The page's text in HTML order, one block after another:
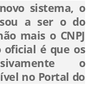
sistema, o
a ser o do
mais o CNPJ
oficial é que os
o
no Portal do